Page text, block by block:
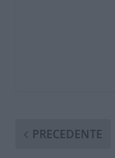
PRECEDENTE